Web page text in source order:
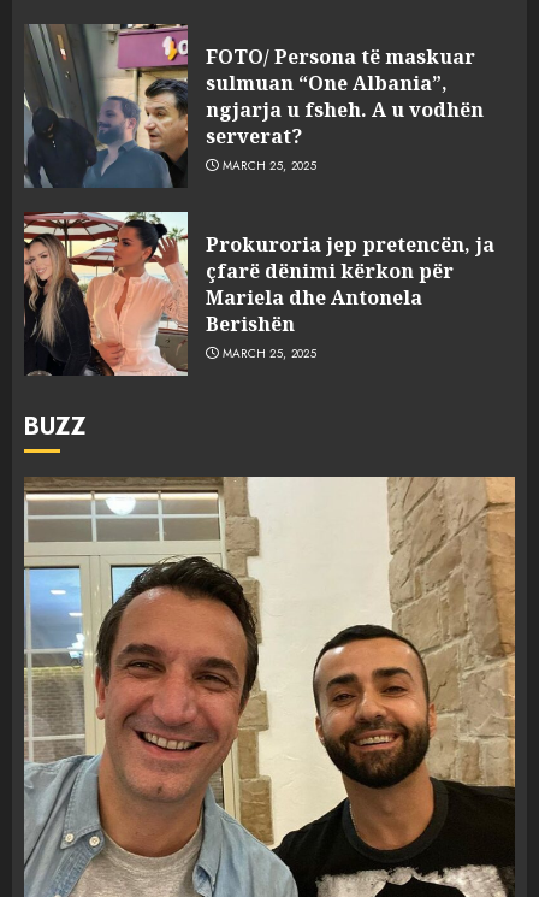
FOTO/ Persona të maskuar
sulmuan “One Albania”,
ngjarja u fsheh. A u vodhën
serverat?
MARCH 25, 2025
Prokuroria jep pretencën, ja
çfarë dënimi kërkon për
Mariela dhe Antonela
Berishën
MARCH 25, 2025
BUZZ